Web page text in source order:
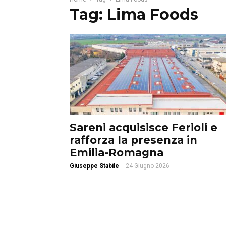
Tag: Lima Foods
Sareni acquisisce Ferioli e
rafforza la presenza in
Emilia-Romagna
Giuseppe Stabile - 24 Giugno 2026